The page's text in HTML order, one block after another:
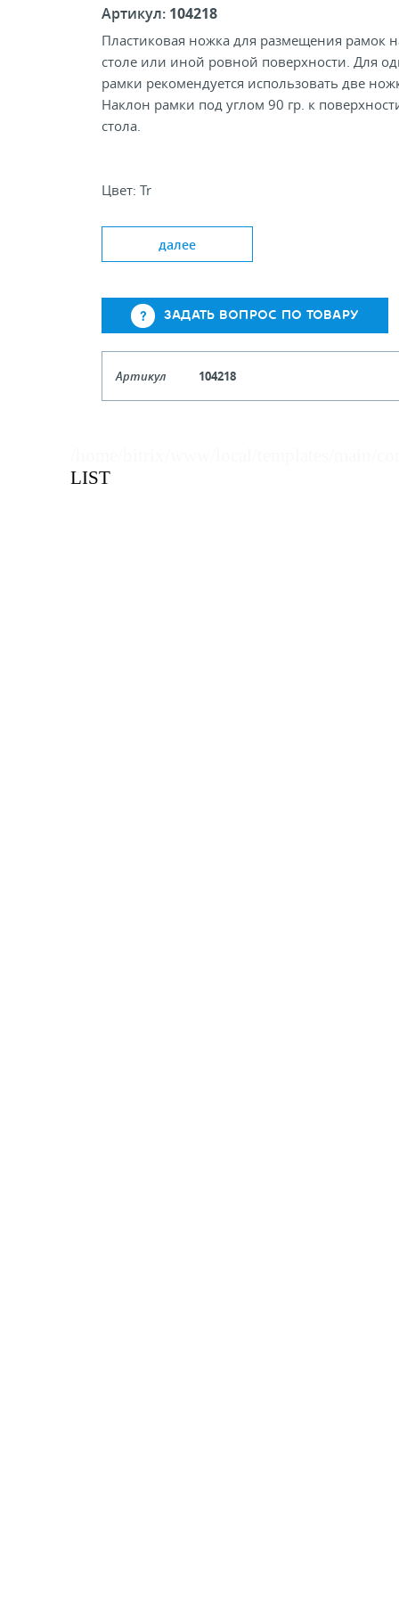
Артикул: 104218
Пластиковая ножка для размещения рамок
столе или иной ровной поверхности. Для
рамки рекомендуется использовать две
Наклон рамки под углом 90 гр. к
стола.
Цвет: Tr
Формат рамок: А3-А6
далее
ЗАДАТЬ ВОПРОС ПО ТОВАРУ
Артикул 104218
LIST